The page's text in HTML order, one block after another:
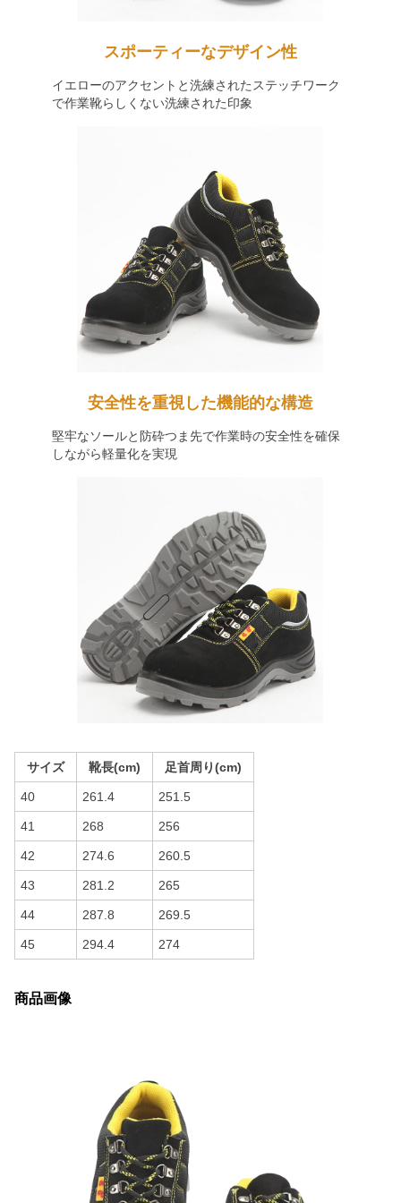
スポーティーなデザイン性
イエローのアクセントと洗練されたステッチワーク
で作業靴らしくない洗練された印象
安全性を重視した機能的な構造
堅牢なソールと防砕つま先で作業時の安全性を確保
しながら軽量化を実現
サイズ 靴長(cm) 足首周り(cm)
40 261.4 251.5
41 268 256
42 274.6 260.5
43 281.2 265
44 287.8 269.5
45 294.4 274
商品画像